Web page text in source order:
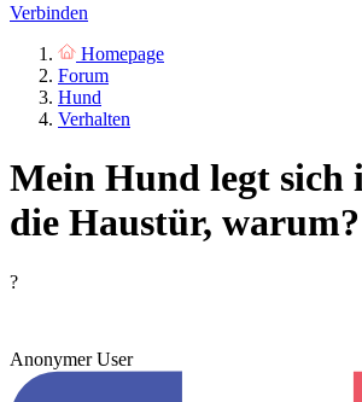
Verbinden
Homepage
Forum
Hund
Verhalten
Mein Hund legt sich
die Haustür, warum?
?
Anonymer User